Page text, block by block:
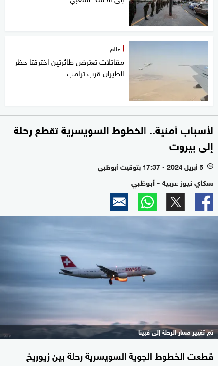
عالم
مقاتلات تعترض طائرتين اخترقتا حظر
الطيران قرب ترامب
لأسباب أمنية.. الخطوط السويسرية تقطع رحلة
إلى بيروت
l 5 أبريل 2024 - 17:37 بتوقيت أبوظبي
سكاي نيوز عربية - أبوظبي
تم تغيير مسار الرحلة إلى فيينا
قطعت الخطوط الجوية السويسرية رحلة بين زيوريخ